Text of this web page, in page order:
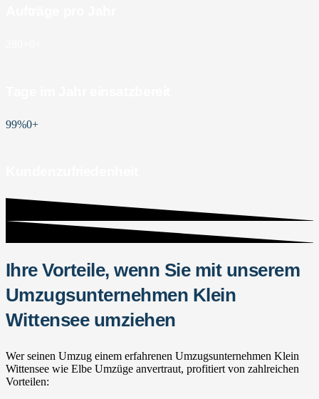
99%0+
Ihre Vorteile, wenn Sie mit unserem
Umzugsunternehmen Klein
Wittensee umziehen
Wer seinen Umzug einem erfahrenen Umzugsunternehmen Klein
Wittensee wie Elbe Umzüge anvertraut, profitiert von zahlreichen
Vorteilen: